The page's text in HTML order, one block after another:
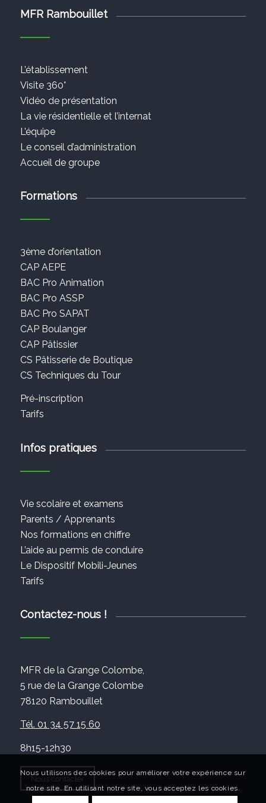
MFR Rambouillet
L’établissement
Visite 360°
Vidéo de présentation
La vie résidentielle et l’internat
L’équipe
Le conseil d’administration
Accueil de groupe
Formations
3ème d’orientation
CAP AEPE
BAC Pro Animation
BAC Pro ASSP
BAC Pro SAPAT
CAP Boulanger
CAP Pâtissier
CS Pâtisserie de Boutique
CS Techniques du Tour
Pré-inscription
Tarifs
Infos pratiques
Vie scolaire et examens
Parents / Apprenants
Nos formations en chiffre
L’aide au permis de conduire
Le Dispositif Mobili-Jeunes
Tarifs
Contactez-nous !
MFR de la Grange Colombe,
5 rue de la Grange Colombe
78120 Rambouillet
Tél. 01 34 57 15 60
8h15-12h30
Nous contacter
Nous utilisons des cookies pour améliorer votre expérience sur
notre site. En utilisant notre site, vous acceptez les cookies.